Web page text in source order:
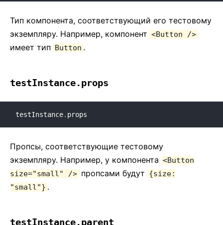
Тип компонента, соответствующий его тестовому
экземпляру. Например, компонент <Button />
имеет тип Button .
testInstance.props
testInstance. props
Пропсы, соответствующие тестовому
экземпляру. Например, у компонента <Button
size="small" /> пропсами будут {size:
"small"} .
testInstance.parent